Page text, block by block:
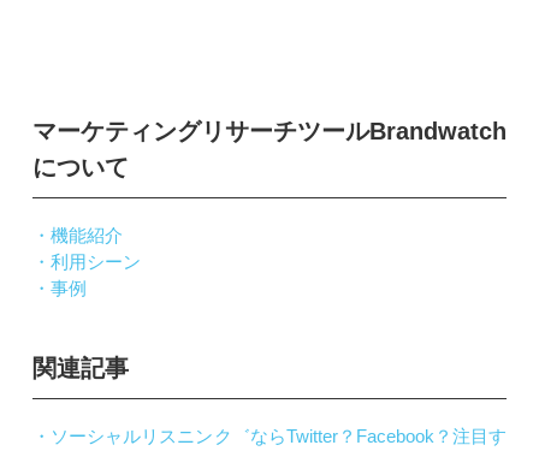
マーケティングリサーチツールBrandwatch
について
・機能紹介
・利用シーン
・事例
関連記事
・ソーシャルリスニンク゛ならTwitter？Facebook？注目す